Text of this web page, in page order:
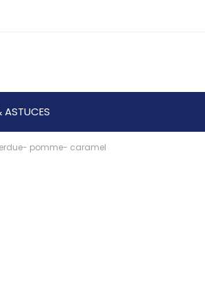
ASTUCES
pomme- caramel